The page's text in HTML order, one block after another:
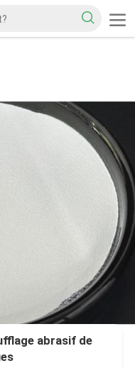
abrasif de